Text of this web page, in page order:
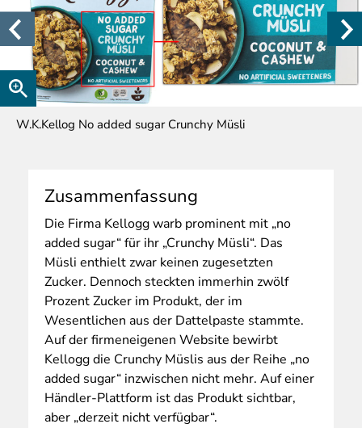
W.K.Kellog No added sugar Crunchy Müsli
Zusammenfassung
Die Firma Kellogg warb prominent mit „no
added sugar“ für ihr „Crunchy Müsli“. Das
Müsli enthielt zwar keinen zugesetzten
Zucker. Dennoch steckten immerhin zwölf
Prozent Zucker im Produkt, der im
Wesentlichen aus der Dattelpaste stammte.
Auf der firmeneigenen Website bewirbt
Kellogg die Crunchy Müslis aus der Reihe „no
added sugar“ inzwischen nicht mehr. Auf einer
Händler-Plattform ist das Produkt sichtbar,
aber „derzeit nicht verfügbar“.